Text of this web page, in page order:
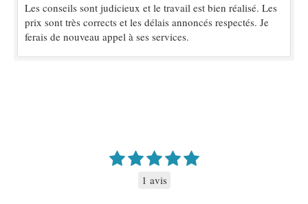
Les conseils sont judicieux et le travail est bien réalisé. Les
prix sont très corrects et les délais annoncés respectés. Je
ferais de nouveau appel à ses services.
1 avis